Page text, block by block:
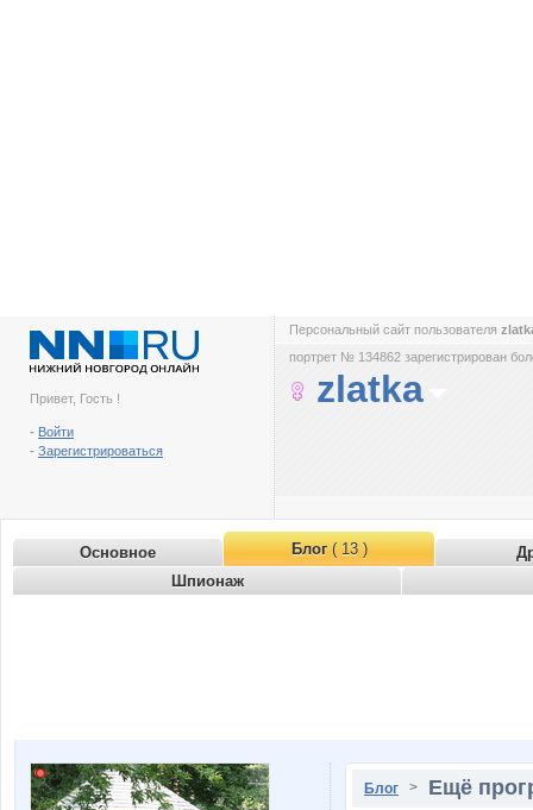
Привет, Гость !
- Войти
- Зарегистрироваться
Персональный сайт пользователя
портрет № 134862 зарегистрирован
zlatka
Основное Блог( 13 )
Шпионаж
Блог > Ещё